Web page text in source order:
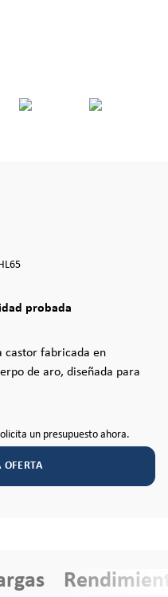
probada
castor fabricada en
de aro, diseñada para
un presupuesto ahora.
OFERTA